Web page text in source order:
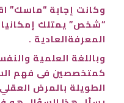
وكانت إجابة “ماسك”
“شخص” يمتلك
المعرفةالعادية .
وباللغة العلمية
كمتخصصين فى فهم
الطويلة بالمرض